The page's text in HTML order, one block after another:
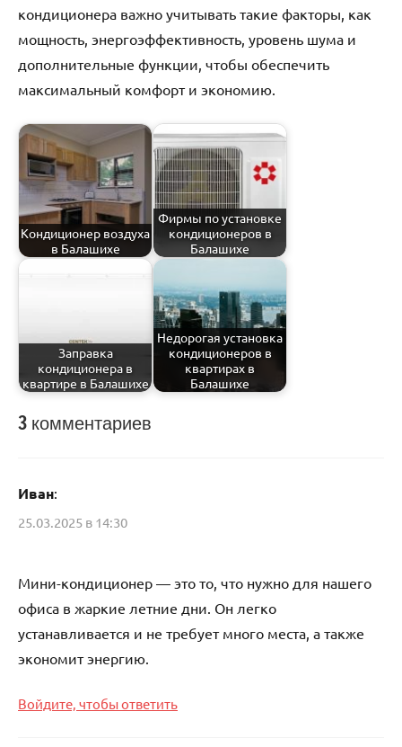
кондиционера важно учитывать такие факторы, как
мощность, энергоэффективность, уровень шума и
дополнительные функции, чтобы обеспечить
максимальный комфорт и экономию.
Кондиционер воздуха
в Балашихе
Фирмы по установке
кондиционеров в
Балашихе
Заправка
кондиционера в
квартире в Балашихе
Недорогая установка
кондиционеров в
квартирах в
Балашихе
3 комментариев
Иван:
25.03.2025 в 14:30
Мини-кондиционер — это то, что нужно для нашего
офиса в жаркие летние дни. Он легко
устанавливается и не требует много места, а также
экономит энергию.
Войдите, чтобы ответить